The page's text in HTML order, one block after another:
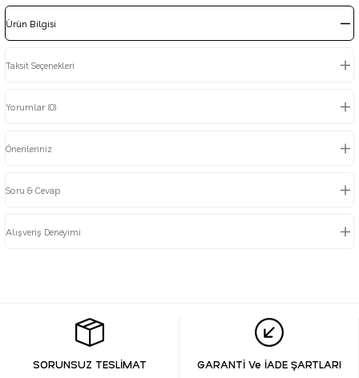
Ürün Bilgisi
Taksit Seçenekleri
Yorumlar (0)
Önerileriniz
Soru & Cevap
Alışveriş Deneyimi
SORUNSUZ TESLİMAT GARANTİ Ve İADE ŞARTLARI